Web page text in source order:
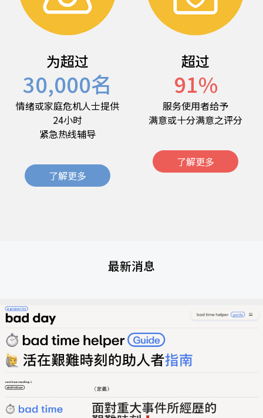
为超过
30,000名
情绪或家庭危机人士提供
24小时
紧急热线辅导
了解更多
超过
91%
服务使用者给予
满意或十分满意之评分
了解更多
最新消息